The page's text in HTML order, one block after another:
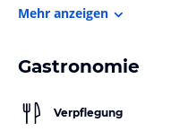
Mehr anzeigen
Gastronomie
Verpflegung